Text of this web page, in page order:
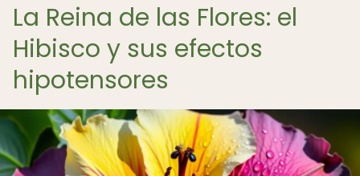
La Reina de las Flores: el
Hibisco y sus efectos
hipotensores